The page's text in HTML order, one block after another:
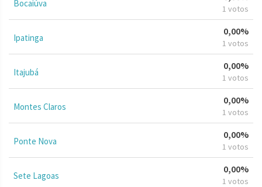
Bocaiúva 1 votos
Ipatinga
0,00%
1 votos
Itajubá
0,00%
1 votos
Montes Claros
0,00%
1 votos
Ponte Nova
0,00%
1 votos
Sete Lagoas
0,00%
1 votos